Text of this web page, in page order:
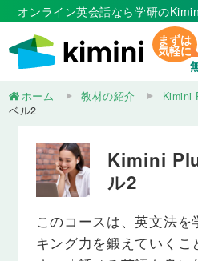
オンライン英会話なら学研の
まずは
気軽に
ホーム 教材の紹介 Kimini
ベル2
Kimini
ル2
このコースは、英文法
キング力を鍛えていく